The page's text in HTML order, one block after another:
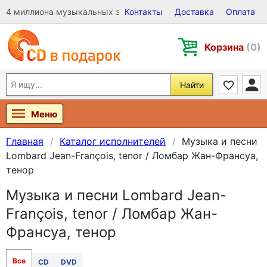
4 миллиона музыкальных записей на Виниле, CD и DVD
Контакты Доставка Оплата
Корзина (0)
Найти
Меню
Главная Каталог исполнителей
Музыка и песни
Lombard Jean-François, tenor / Ломбар Жан-Франсуа,
тенор
Музыка и песни Lombard Jean-
François, tenor / Ломбар Жан-
Франсуа, тенор
Все CD DVD